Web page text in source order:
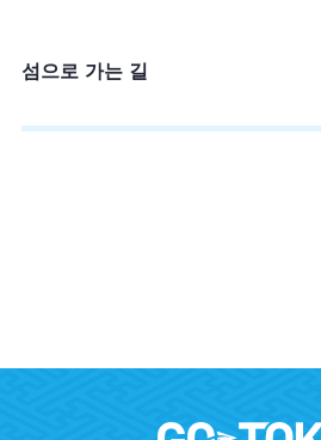
섬으로 가는 길